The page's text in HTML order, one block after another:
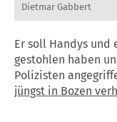
Dietmar Gabbert
Er soll Handys und
gestohlen haben
Polizisten
jüngst in Bozen